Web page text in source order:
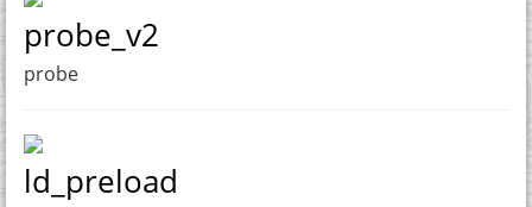
probe_v2
probe
ld_preload